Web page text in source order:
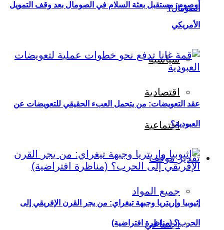
الصومال؟
سياسية
اقتصادية
اجتماعية
تقدير موقف
جميع المواد
اجتماعي
أوصوم: مستقبل بعثة السلام في الصومال بعد وقف التمويل
الأمريكي
عقد التعويضات: من يتحمل العبء الحقيقي للتعويضات عن
العبودية؟
إثيوبيا وإريتريا وجبهة تيغراي: من يجر القرن الإفريقي إلى
الحرب؟ (مناظرة افتراضية)